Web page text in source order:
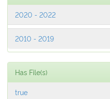
2020 - 2022
2010 - 2019
Has File(s)
true